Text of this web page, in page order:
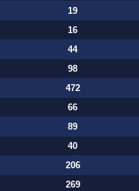
19
16
44
98
472
66
89
40
206
269